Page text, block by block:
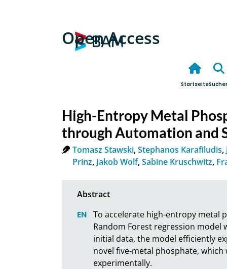
Open Access
Startseite
High-Entropy Metal
through Automation and
Tomasz Stawski,Stephanos Karafiludis,
Prinz, Jakob Wolf,Sabine Kruschwitz,
To accelerate high-entropy metal
Random Forest regression model
initial data, the model efficiently
novel five-metal phosphate,
experimentally.